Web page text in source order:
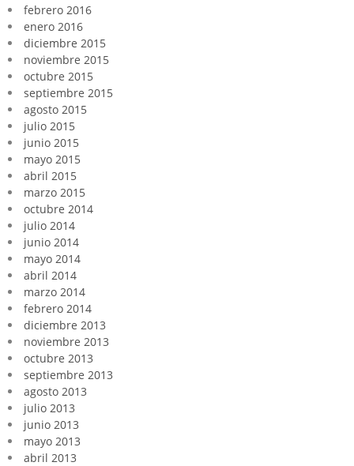
febrero 2016
enero 2016
diciembre 2015
noviembre 2015
octubre 2015
septiembre 2015
agosto 2015
julio 2015
junio 2015
mayo 2015
abril 2015
marzo 2015
octubre 2014
julio 2014
junio 2014
mayo 2014
abril 2014
marzo 2014
febrero 2014
diciembre 2013
noviembre 2013
octubre 2013
septiembre 2013
agosto 2013
julio 2013
junio 2013
mayo 2013
abril 2013